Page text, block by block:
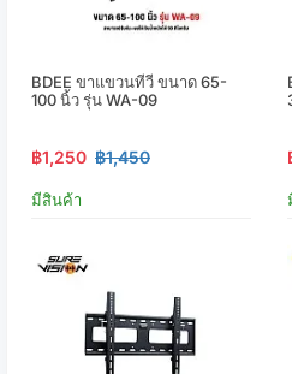
BDEE ขาแขวนทีวี ขนาด 65-
100 นิ้ว รุ่น WA-09
฿1,250 ฿1,450
มีสินค้า